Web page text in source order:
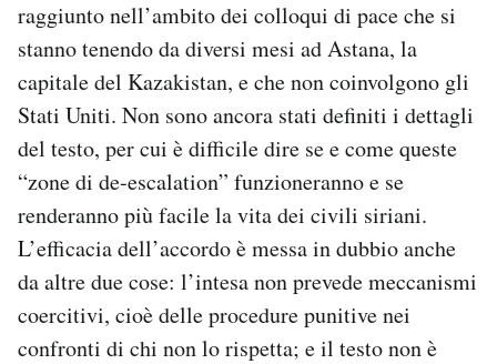
Notifiche mobile
Regala il Post
Hai bisogno di aiuto?
Esci
raggiunto nell’ambito dei colloqui di pace che si
stanno tenendo da diversi mesi ad Astana, la
capitale del Kazakistan, e che non coinvolgono gli
Stati Uniti. Non sono ancora stati definiti i dettagli
del testo, per cui è difficile dire se e come queste
“zone di de-escalation” funzioneranno e se
renderanno più facile la vita dei civili siriani.
L’efficacia dell’accordo è messa in dubbio anche
da altre due cose: l’intesa non prevede meccanismi
coercitivi, cioè delle procedure punitive nei
confronti di chi non lo rispetta; e il testo non è